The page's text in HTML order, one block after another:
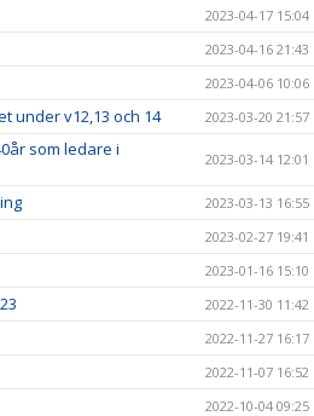
2023-04-17 15:04
2023-04-16 21:43
2023-04-06 10:06
under v12,13 och 14 2023-03-20 21:57
som ledare i
2023-03-14 12:01
2023-03-13 16:55
2023-02-27 19:41
2023-01-16 15:10
2022-11-30 11:42
2022-11-27 16:17
2022-11-07 16:52
2022-10-04 09:25